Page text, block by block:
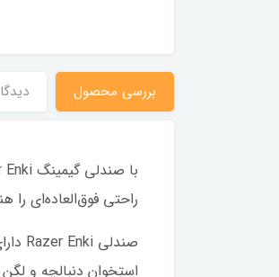
بررسى محصول
راحتی فوق‌العاده‌ای
استخوان دنبالچه و